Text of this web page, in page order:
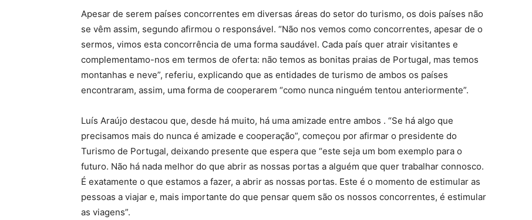
Apesar de serem países concorrentes em diversas áreas do setor do turismo, os dois países não
se vêm assim, segundo afirmou o responsável. “Não nos vemos como concorrentes, apesar de o
sermos, vimos esta concorrência de uma forma saudável. Cada país quer atrair visitantes e
complementamo-nos em termos de oferta: não temos as bonitas praias de Portugal, mas temos
montanhas e neve”, referiu, explicando que as entidades de turismo de ambos os países
encontraram, assim, uma forma de cooperarem “como nunca ninguém tentou anteriormente”.
Luís Araújo destacou que, desde há muito, há uma amizade entre ambos . “Se há algo que
precisamos mais do nunca é amizade e cooperação”, começou por afirmar o presidente do
Turismo de Portugal, deixando presente que espera que “este seja um bom exemplo para o
futuro. Não há nada melhor do que abrir as nossas portas a alguém que quer trabalhar connosco.
É exatamente o que estamos a fazer, a abrir as nossas portas. Este é o momento de estimular as
pessoas a viajar e, mais importante do que pensar quem são os nossos concorrentes, é estimular
as viagens”.